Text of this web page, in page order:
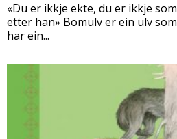
«Du er ikkje ekte, du er ikkje
etter han» Bomulv er ein ulv
har ein...